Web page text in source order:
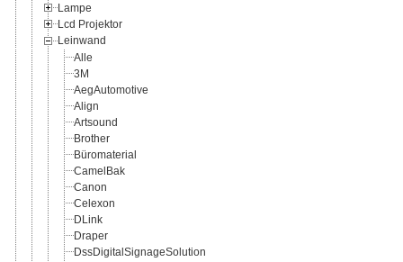
Lampe
Lcd Projektor
Leinwand
Alle
3M
AegAutomotive
Align
Artsound
Brother
Büromaterial
CamelBak
Canon
Celexon
DLink
Draper
DssDigitalSignageSolution